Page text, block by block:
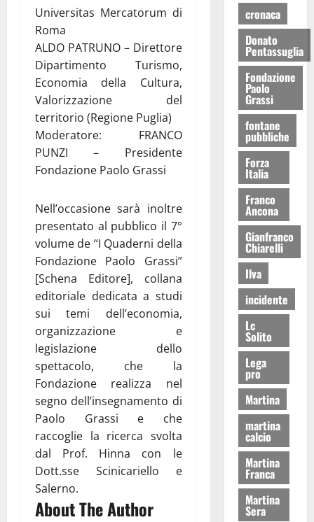
Universitas Mercatorum di
Roma
ALDO PATRUNO – Direttore
Dipartimento Turismo,
Economia della Cultura,
Valorizzazione del
territorio (Regione Puglia)
Moderatore: FRANCO
PUNZI – Presidente
Fondazione Paolo Grassi
Nell’occasione sarà inoltre
presentato al pubblico il 7°
volume de “I Quaderni della
Fondazione Paolo Grassi”
[Schena Editore], collana
editoriale dedicata a studi
sui temi dell’economia,
organizzazione e
legislazione dello
spettacolo, che la
Fondazione realizza nel
segno dell’insegnamento di
Paolo Grassi e che
raccoglie la ricerca svolta
dal Prof. Hinna con le
Dott.sse Scinicariello e
Salerno.
About The Author
cronaca
Donato
Pentassuglia
Fondazione
Paolo
Grassi
fontane
pubbliche
Forza
Italia
Franco
Ancona
Gianfranco
Chiarelli
Ilva
incidente
Lc
Solito
Lega
pro
Martina
martina
calcio
Martina
Franca
Martina
Sera